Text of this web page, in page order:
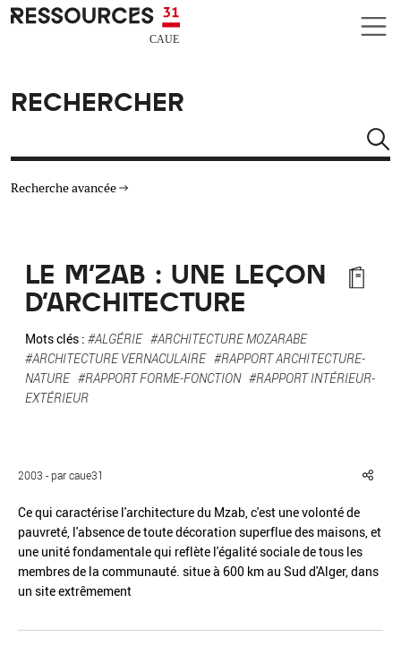
Aller au contenu principal
CAUE RESSOURCES 31
RECHERCHER
Recherche avancée
TYPE DE RESSOURCES
MATÉRIAUX
AUTRES CRITÈRES
Réinitialiser Fermer la recherche avancée
LE M'ZAB : UNE LEÇON
D'ARCHITECTURE
Mots clés : #ALGÉRIE #ARCHITECTURE MOZARABE
#ARCHITECTURE VERNACULAIRE #RAPPORT ARCHITECTURE-
NATURE #RAPPORT FORME-FONCTION #RAPPORT INTÉRIEUR-
EXTÉRIEUR
2003 - par caue31
Ce qui caractérise l'architecture du Mzab, c'est une volonté de
pauvreté, l'absence de toute décoration superflue des maisons, et
une unité fondamentale qui reflète l'égalité sociale de tous les
membres de la communauté. situe à 600 km au Sud d'Alger, dans
un site extrêmement